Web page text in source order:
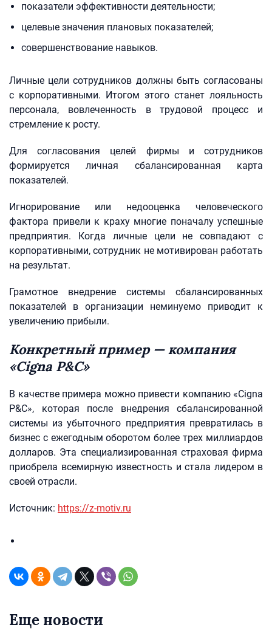
показатели эффективности деятельности;
целевые значения плановых показателей;
совершенствование навыков.
Личные цели сотрудников должны быть согласованы
с корпоративными. Итогом этого станет лояльность
персонала, вовлеченность в трудовой процесс и
стремление к росту.
Для согласования целей фирмы и сотрудников
формируется личная сбалансированная карта
показателей.
Игнорирование или недооценка человеческого
фактора привели к краху многие поначалу успешные
предприятия. Когда личные цели не совпадают с
корпоративными, сотрудник не мотивирован работать
на результат.
Грамотное внедрение системы сбалансированных
показателей в организации неминуемо приводит к
увеличению прибыли.
Конкретный пример — компания
«Cigna P&C»
В качестве примера можно привести компанию «Cigna
P&C», которая после внедрения сбалансированной
системы из убыточного предприятия превратилась в
бизнес с ежегодным оборотом более трех миллиардов
долларов. Эта специализированная страховая фирма
приобрела всемирную известность и стала лидером в
своей отрасли.
Источник: https://z-motiv.ru
Еще новости